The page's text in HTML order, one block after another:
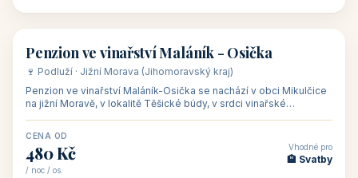
🏡 penzion
Penzion ve vinařství Maláník - Osička
🍷 Podluží · Jižní Morava (Jihomoravský kraj)
Penzion ve vinařství Maláník-Osička se nachází v obci Mikulčice
na jižní Moravě, v lokalitě Těšické búdy, v srdci vinařské
CENA OD
480 Kč
/ noc / os.
Vhodné pro
🏨 Svatby